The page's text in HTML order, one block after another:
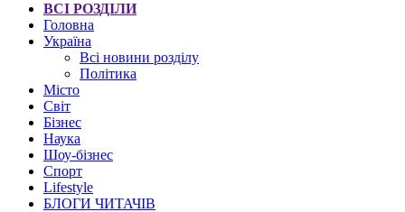
ВСІ РОЗДІЛИ
Головна
Україна
Всі новини розділу
Політика
Місто
Світ
Бізнес
Наука
Шоу-бізнес
Спорт
Lifestyle
БЛОГИ ЧИТАЧІВ